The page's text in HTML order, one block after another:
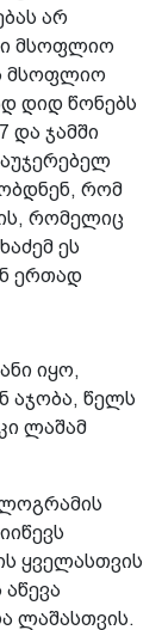
არ
მსოფლიო
მსოფლიო
დიდ წონებს
და ჯამში
რომ
რომელიც
ეს
ერთად
იყო,
აჯობა, წელს
ლაშამ
ყველასთვის
ლაშასთვის.